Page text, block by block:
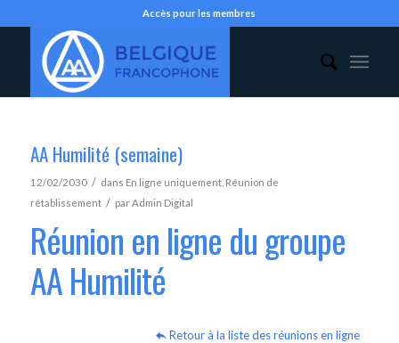
Accès pour les membres
AA Humilité (semaine)
12/02/2030 / dans En ligne uniquement, Réunion de
rétablissement / parAdmin Digital
Réunion en ligne du groupe
AA Humilité
Retour à la liste des réunions en ligne